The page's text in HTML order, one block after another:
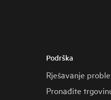
Podrška
Rješavanje
Pronađite